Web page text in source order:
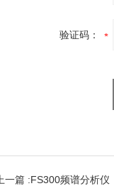
验证码：
上一篇 :FS300频谱分析仪